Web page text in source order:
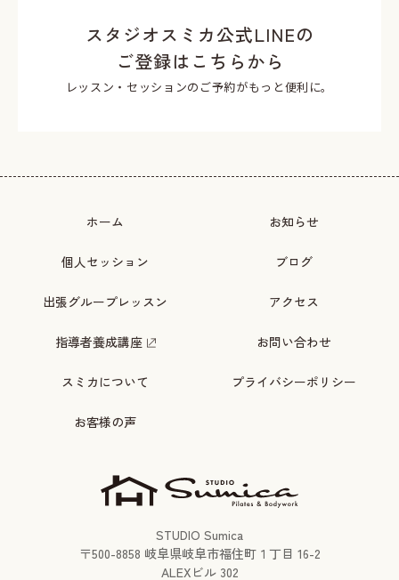
スタジオスミカ公式LINEの
ご登録はこちらから
レッスン・セッションのご予約がもっと便利に。
ホーム
個人セッション
出張グループレッスン
指導者養成講座
スミカについて
お客様の声
お知らせ
ブログ
アクセス
お問い合わせ
プライバシーポリシー
STUDIO Sumica
〒500-8858 岐阜県岐阜市福住町１丁目 16-2
ALEXビル 302